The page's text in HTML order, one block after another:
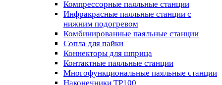
Компрессорные паяльные станции
Инфракрасные паяльные станции с
нижним подогревом
Комбинированные паяльные станции
Сопла для пайки
Коннекторы для шприца
Контактные паяльные станции
Многофункциональные паяльные станции
Наконечники TP100